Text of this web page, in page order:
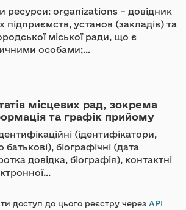
ресурси: organizations – довідник
підприємств, установ (закладів) та
міської ради, що є
особами;...
місцевих рад, зокрема
та графік прийому
(ідентифікатори,
батькові), біографічні (дата
довідка, біографія), контактні
доступ до цього реєстру через API